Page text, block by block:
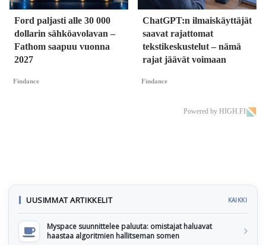
Ford paljasti alle 30 000
dollarin sähköavolavan –
Fathom saapuu vuonna
2027
Findance
ChatGPT:n ilmaiskäyttäjät
saavat rajattomat
tekstikeskustelut – nämä
rajat jäävät voimaan
Findance
Powered by HIGH.FI
UUSIMMAT ARTIKKELIT KAIKKI
Myspace suunnittelee paluuta: omistajat haluavat
haastaa algoritmien hallitseman somen